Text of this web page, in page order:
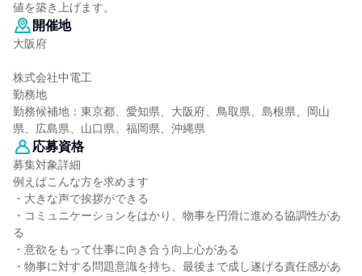
値を築き上げます。
開催地
大阪府
株式会社中電工
勤務地
勤務候補地：東京都、愛知県、大阪府、鳥取県、島根県、岡山
県、広島県、山口県、福岡県、沖縄県
応募資格
募集対象詳細
例えばこんな方を求めます
・大きな声で挨拶ができる
・コミュニケーションをはかり、物事を円滑に進める協調性があ
る
・意欲をもって仕事に向き合う向上心がある
・物事に対する問題意識を持ち、最後まで成し遂げる責任感があ